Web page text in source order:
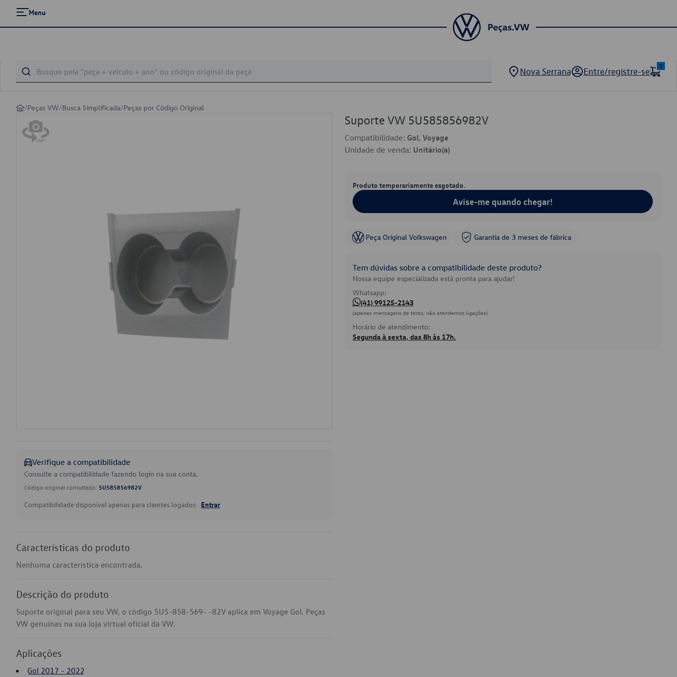
Menu
Nova Serrana Entre/registre-se
0
/Peças VW/Busca Simplificada/Peças por Código Original
Verifique a compatibilidade
Consulte a compatibilidade fazendo login na sua conta.
Código original consultado: 5U585856982V
Compatibilidade disponível apenas para clientes logados. Entrar
Características do produto
Nenhuma característica encontrada.
Descrição do produto
Suporte original para seu VW, o código 5U5-858-569- -82V aplica em Voyage Gol. Peças
VW genuínas na sua loja virtual oficial da VW.
Aplicações
Gol 2017 - 2022
Suporte VW 5U585856982V
Compatibilidade: Gol, Voyage
Unidade de venda: Unitário(a)
Produto temporariamente esgotado.
Avise-me quando chegar!
Peça Original Volkswagen Garantia de 3 meses de fábrica
Tem dúvidas sobre a compatibilidade deste produto?
Nossa equipe especializada está pronta para ajudar!
Whatsapp:
(41) 99125-2143
(apenas mensagens de texto, não atendemos ligações)
Horário de atendimento:
Segunda à sexta, das 8h às 17h.